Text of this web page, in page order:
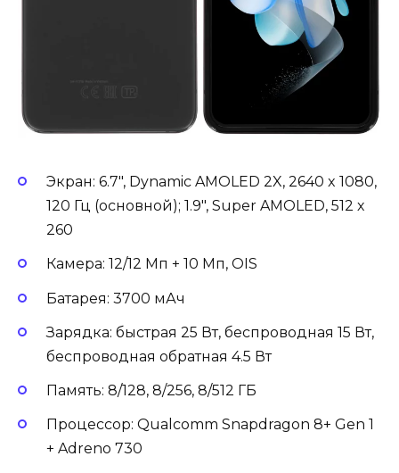
Экран: 6.7″, Dynamic AMOLED 2X, 2640 x 1080,
120 Гц (основной); 1.9″, Super AMOLED, 512 х
260
Камера: 12/12 Мп + 10 Мп, OIS
Батарея: 3700 мАч
Зарядка: быстрая 25 Вт, беспроводная 15 Вт,
беспроводная обратная 4.5 Вт
Память: 8/128, 8/256, 8/512 ГБ
Процессор: Qualcomm Snapdragon 8+ Gen 1
+ Adreno 730